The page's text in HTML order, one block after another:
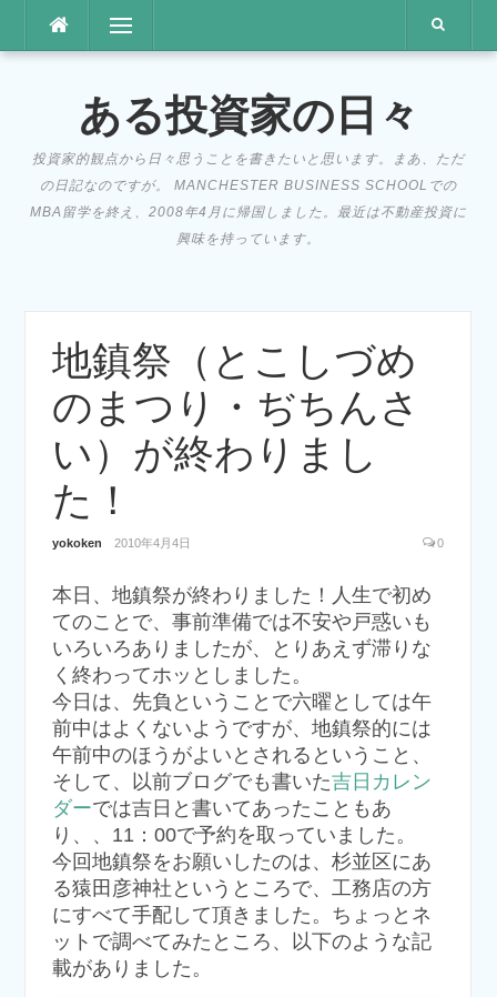
メニュー
ある投資家の日々
投資家的観点から日々思うことを書きたいと思います。まあ、ただ
の日記なのですが。 MANCHESTER BUSINESS SCHOOLでの
MBA留学を終え、2008年4月に帰国しました。最近は不動産投資に
興味を持っています。
地鎮祭（とこしづめ
のまつり・ぢちんさ
い）が終わりまし
た！
yokoken 2010年4月4日 0
本日、地鎮祭が終わりました！人生で初め
てのことで、事前準備では不安や戸惑いも
いろいろありましたが、とりあえず滞りな
く終わってホッとしました。
今日は、先負ということで六曜としては午
前中はよくないようですが、地鎮祭的には
午前中のほうがよいとされるということ、
そして、以前ブログでも書いた吉日カレン
ダーでは吉日と書いてあったこともあ
り、、11：00で予約を取っていました。
今回地鎮祭をお願いしたのは、杉並区にあ
る猿田彦神社というところで、工務店の方
にすべて手配して頂きました。ちょっとネ
ットで調べてみたところ、以下のような記
載がありました。